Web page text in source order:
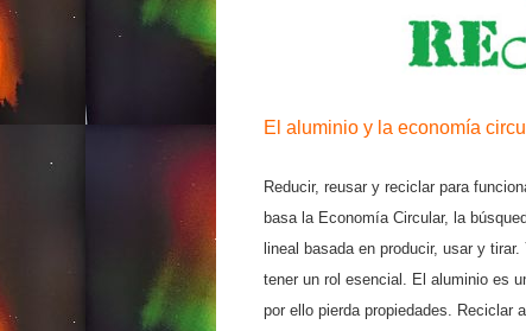
El aluminio y la economía
Reducir, reusar y reciclar para
basa la Economía Circular, la
lineal basada en producir, usar y
tener un rol esencial. El aluminio es
por ello pierda propiedades. Reciclar